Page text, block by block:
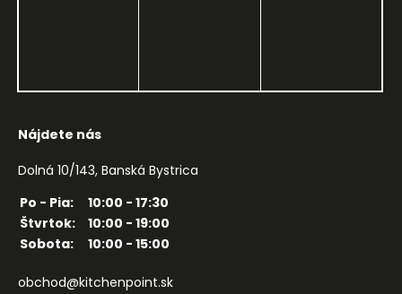
Nájdete nás
Dolná 10/143, Banská Bystrica
Po - Pia:
10:00 - 17:30
Štvrtok:
10:00 - 19:00
Sobota:
10:00 - 15:00
obchod@kitchenpoint.sk